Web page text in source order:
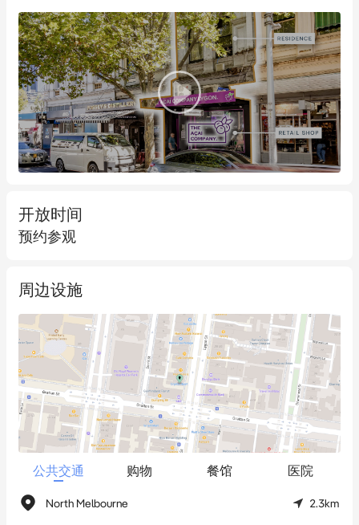
● 1层是一套1居室公寓，底层是经过翻新的零售空间，享有Lygon
Street的临街优势。
● 地理位置优越，距离墨尔本著名的大学区仅250米*，直接面向
14万名以上的学生——这是零售业的主要推动力。
● 距离墨尔本中央商务区仅800米*，周围有众多公共交通设施，
站（1公里*）。
● 年收入 60,332 澳元 + GST*
如需获取更多信息或安排物业开放，请联系销售代理商
Stonebridge世通地产集团。
*大约数据
开放时间
预约参观
周边设施
公共交通 购物 餐馆 医院
North Melbourne 2.3km